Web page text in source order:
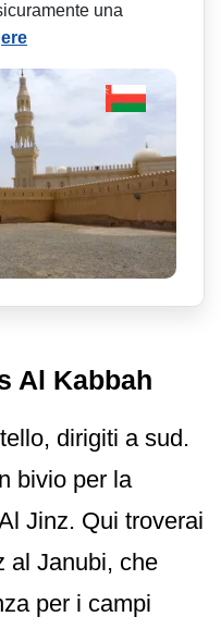
una
Al Kabbah
dirigiti a sud.
bivio per la
Jinz. Qui troverai
al Janubi, che
per i campi